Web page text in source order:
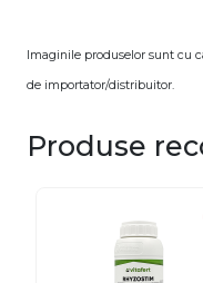
Imaginile produselor sunt cu
de importator/distribuitor.
Produse